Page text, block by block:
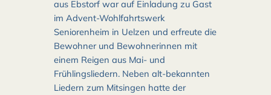
aus Ebstorf war auf Einladung zu Gast
im Advent-Wohlfahrtswerk
Seniorenheim in Uelzen und erfreute die
Bewohner und Bewohnerinnen mit
einem Reigen aus Mai- und
Frühlingsliedern. Neben alt-bekannten
Liedern zum Mitsingen hatte der